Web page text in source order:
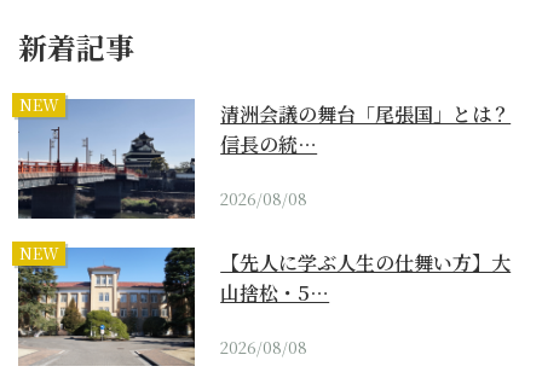
新着記事
NEW
清洲会議の舞台「尾張国」とは？
信長の統…
2026/08/08
NEW
【先人に学ぶ人生の仕舞い方】大
山捨松・5…
2026/08/08